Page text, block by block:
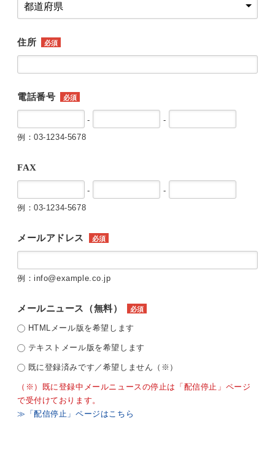
住所 必須
電話番号 必須
-
-
例：03-1234-5678
FAX
-
-
例：03-1234-5678
メールアドレス 必須
例：info@example.co.jp
メールニュース（無料） 必須
HTMLメール版を希望します
テキストメール版を希望します
既に登録済みです／希望しません（※）
（※）既に登録中メールニュースの停止は「配信停止」ページ
で受付けております。
≫「配信停止」ページはこちら